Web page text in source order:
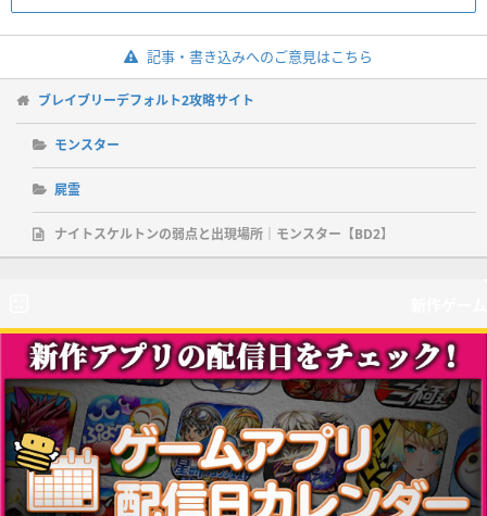
記事・書き込みへのご意見はこちら
ブレイブリーデフォルト2攻略サイト
モンスター
屍霊
ナイトスケルトンの弱点と出現場所｜モンスター【BD2】